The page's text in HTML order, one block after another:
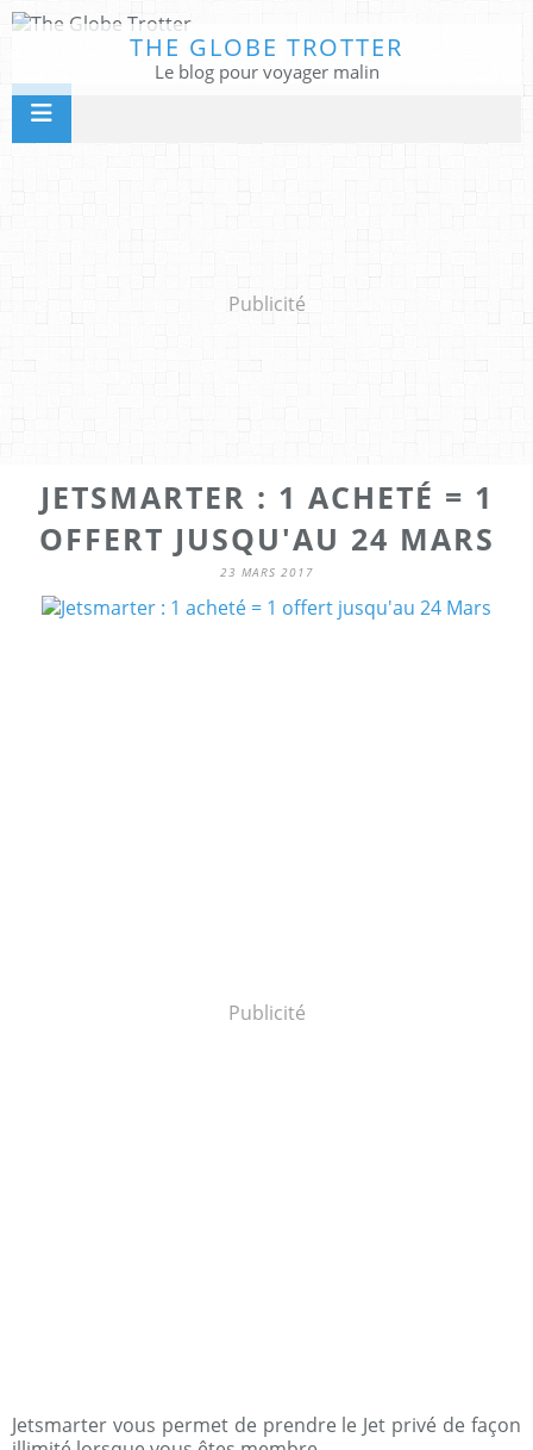
THE GLOBE TROTTER
Le blog pour voyager malin
Publicité
JETSMARTER : 1 ACHETÉ = 1
OFFERT JUSQU'AU 24 MARS
23 MARS 2017
Publicité
Jetsmarter vous permet de prendre le Jet privé de façon